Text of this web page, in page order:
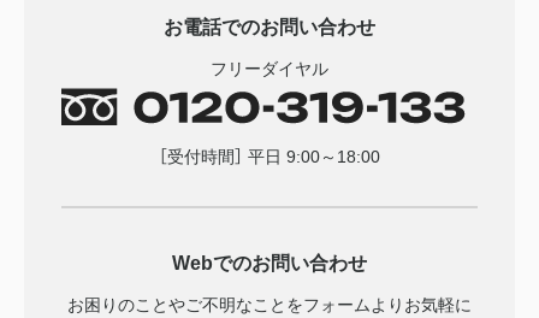
お電話でのお問い合わせ
フリーダイヤル
［受付時間］ 平日 9:00～18:00
Webでのお問い合わせ
お困りのことやご不明なことをフォームより お気軽に